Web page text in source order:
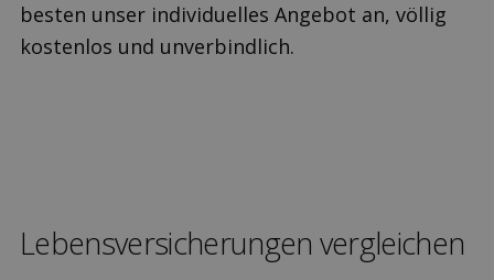
besten unser individuelles Angebot an, völlig
kostenlos und unverbindlich.
Lebens­versicherungen ver­gleichen